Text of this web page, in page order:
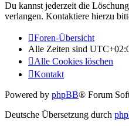
Du kannst jederzeit die
verlangen. Kontaktiere hierzu
Foren-Übersicht
Alle Zeiten sind
Alle Cookies löschen
Kontakt
Powered by phpBB® Forum
Deutsche Übersetzung durch